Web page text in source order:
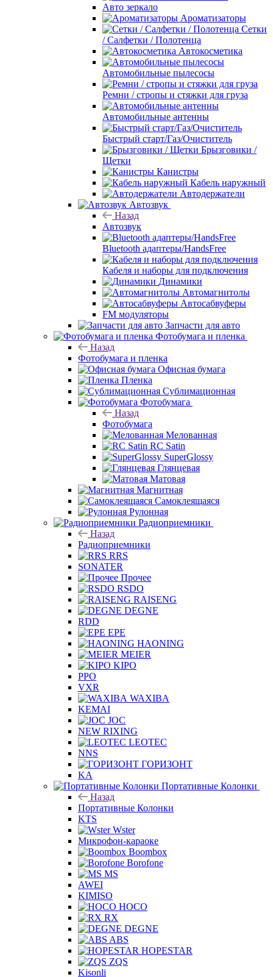
Авто зеркало
Ароматизаторы
Сетки
/ Салфетки / Полотенца
Автокосметика
Автомобильные пылесосы
Ремни / стропы и стяжки для груза
Автомобильные антенны
Быстрый старт/Газ/Очиститель
Брызговики /
Щетки
Канистры
Кабель наружный
Автодержатели
Автозвук
Назад
Автозвук
Bluetooth адаптеры/HandsFree
Кабеля и наборы для подключения
Динамики
Автомагнитолы
Автосабвуферы
FM модуляторы
Запчасти для авто
Фотобумага и пленка
Назад
Фотобумага и пленка
Офисная бумага
Пленка
Сублимационная
Фотобумага
Назад
Фотобумага
Мелованная
RC Satin
SuperGlossy
Глянцевая
Матовая
Магнитная
Самоклеящаяся
Рулонная
Радиоприемники
Назад
Радиоприемники
RRS
SONATER
Прочее
RSDO
RAISENG
DEGNE
RDD
EPE
HAONING
MEIER
KIPO
PPO
VXR
WAXIBA
KEMAI
JOC
NEW RIXING
LEOTEC
NNS
ГОРИЗОНТ
KA
Портативные Колонки
Назад
Портативные Колонки
KTS
Wster
Микрофон-караоке
Boombox
Borofone
MS
AWEI
KIMISO
HOCO
RX
DEGNE
ABS
HOPESTAR
ZQS
Kisonli